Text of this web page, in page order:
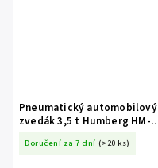
Pneumatický automobilový
zvedák 3,5 t Humberg HM-
Doručení za 7 dní (>20 ks)